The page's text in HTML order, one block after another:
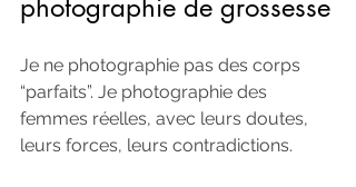
photographie de grossesse
Je ne photographie pas des corps
“parfaits”. Je photographie des
femmes réelles, avec leurs doutes,
leurs forces, leurs contradictions.